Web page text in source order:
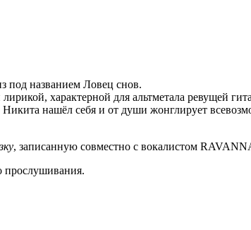
под названием Ловец снов.
характерной для альтметала ревущей
Никита нашёл себя и от души жонглирует
, записанную совместно с вокалистом
прослушивания.